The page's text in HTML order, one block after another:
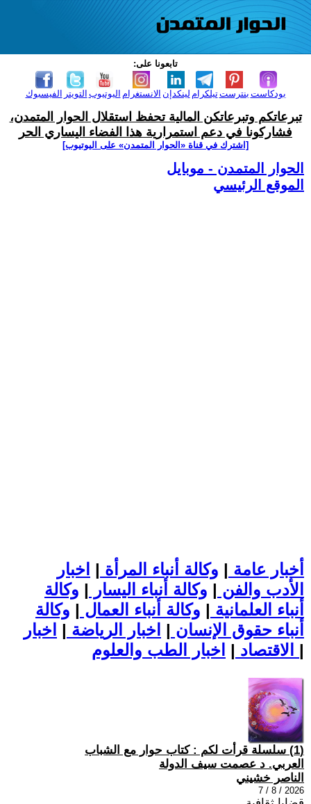
تابعونا على:
الفيسبوك التويتر اليوتيوب الانستغرام لينكدإن تيلكرامبنترست بودكاست
تبرعاتكم وتبرعاتكن المالية تحفظ استقلال الحوار المتمدن،
فشاركونا في دعم استمرارية هذا الفضاء اليساري الحر
[اشترك في قناة ‫«الحوار المتمدن» على اليوتيوب]
الحوار المتمدن - موبايل
الموقع الرئيسي
أخبار عامة | وكالة أنباء المرأة | اخبار
الأدب والفن | وكالة أنباء اليسار | وكالة
أنباء العلمانية | وكالة أنباء العمال | وكالة
أنباء حقوق الإنسان | اخبار الرياضة | اخبار
الاقتصاد | |
(1) سلسلة قرأت لكم : كتاب حوار مع الشباب
العربي. د عصمت سيف الدولة
الناصر خشيني
2026 / 8 / 7